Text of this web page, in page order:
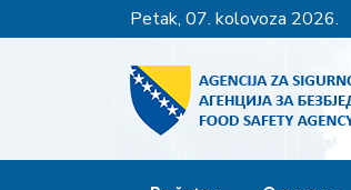
petak, 07. kolovoza 2026.